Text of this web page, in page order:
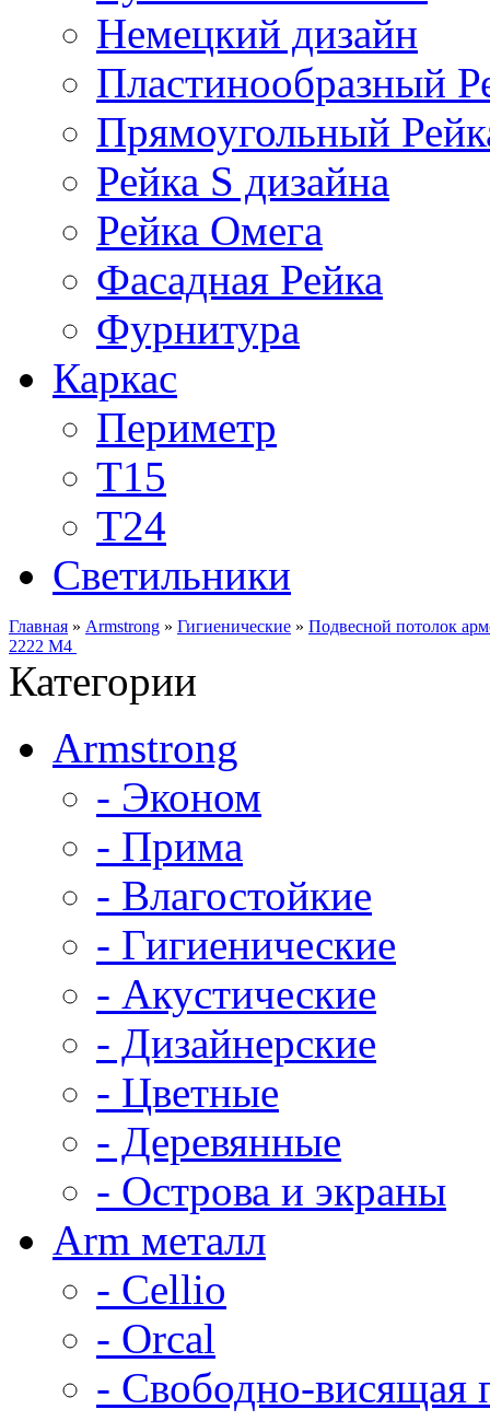
Немецкий дизайн
Пластинообразный
Прямоугольный
Рейка S дизайна
Рейка Омега
Фасадная Рейка
Фурнитура
Каркас
Периметр
Т15
Т24
Светильники
Главная » Armstrong » Гигиенические » Подвесной потолок
2222 M4
Категории
Armstrong
- Эконом
- Прима
- Влагостойкие
- Гигиенические
- Акустические
- Дизайнерские
- Цветные
- Деревянные
- Острова и экраны
Arm металл
- Cellio
- Orcal
- Свободно-висящая